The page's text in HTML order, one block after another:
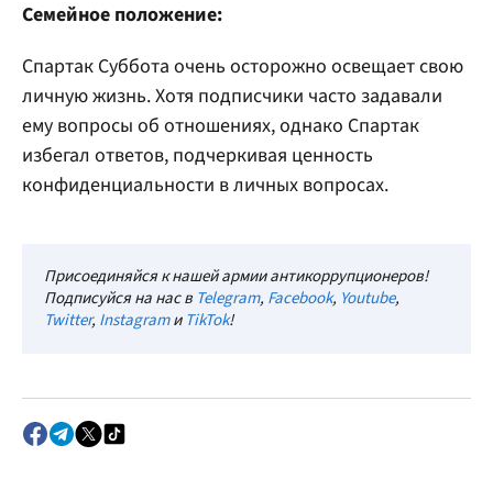
Семейное положение:
Спартак Суббота очень осторожно освещает свою
личную жизнь. Хотя подписчики часто задавали
ему вопросы об отношениях, однако Спартак
избегал ответов, подчеркивая ценность
конфиденциальности в личных вопросах.
Присоединяйся к нашей армии антикоррупционеров!
Подписуйся на нас в Telegram, Facebook, Youtube,
Twitter, InstagramиTikTok!